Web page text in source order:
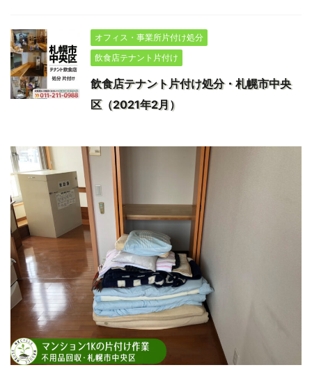
オフィス・事業所片付け処分
飲食店テナント片付け
飲食店テナント片付け処分・札幌市中央
区（2021年2月）